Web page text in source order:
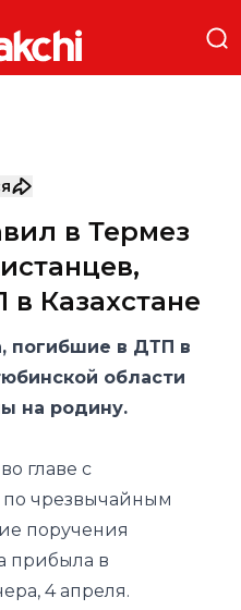
в Термез
Казахстане
погибшие в ДТП в
области
на родину.
главе с
по чрезвычайным
поручения
прибыла в
4 апреля.